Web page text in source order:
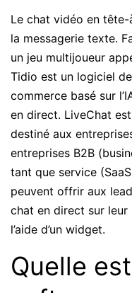
Le chat vidéo en
la messagerie texte.
un jeu multijoueur
Tidio est un logiciel
commerce basé sur
en direct. LiveChat
destiné aux
entreprises B2B
tant que service
peuvent offrir aux
chat en direct sur
l’aide d’un widget.
Quelle